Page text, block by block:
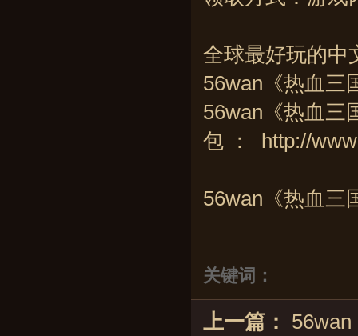
全球最好玩的中
56wan《热血三
56wan《热血三
包 ：
http://
56wan《热血三
关键词：
上一篇：